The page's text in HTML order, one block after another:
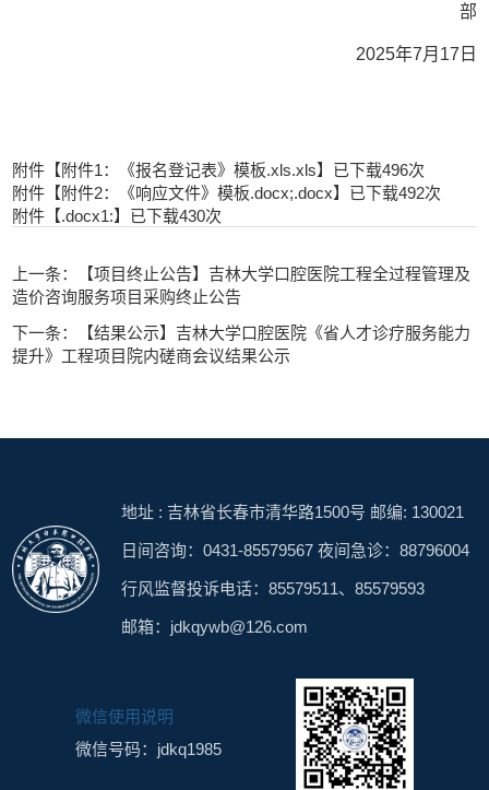
部
2025年7月 17 日
附件【附件1：《报名登记表》模板.xls.xls】已下载496次
附件【附件2：《响应文件》模板.docx;.docx】已下载492次
附件【.docx1:】已下载430次
上一条：【项目终止公告】吉林大学口腔医院工程全过程管理及
造价咨询服务项目采购终止公告
下一条：【结果公示】吉林大学口腔医院《省人才诊疗服务能力
提升》工程项目院内磋商会议结果公示
地址 : 吉林省长春市清华路1500号 邮编: 130021
日间咨询：0431-85579567 夜间急诊：88796004
行风监督投诉电话：85579511、85579593
邮箱：jdkqywb@126.com
微信使用说明
微信号码：jdkq1985